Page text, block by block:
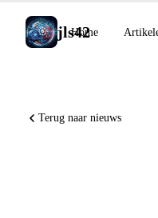
jls42
Home
Terug naar nieuws